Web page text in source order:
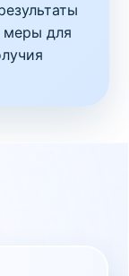
меры для